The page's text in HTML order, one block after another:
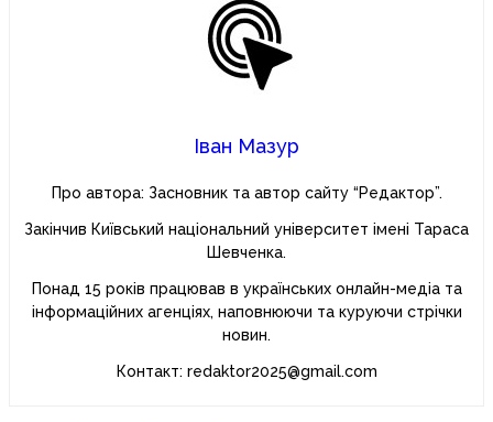
Іван Мазур
Про автора: Засновник та автор сайту “Редактор”.
Закінчив Київський національний університет імені Тараса
Шевченка.
Понад 15 років працював в українських онлайн-медіа та
інформаційних агенціях, наповнюючи та куруючи стрічки
новин.
Контакт: redaktor2025@gmail.com